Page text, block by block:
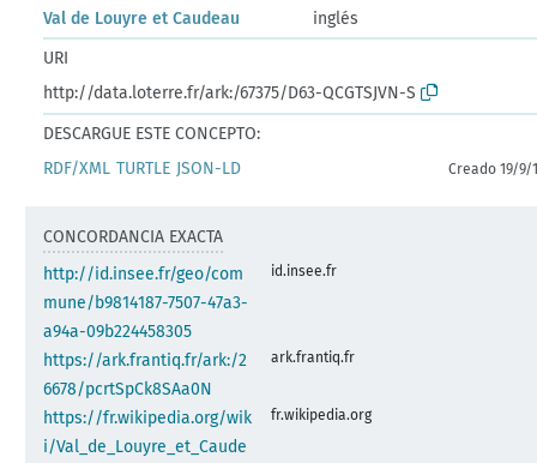
Val de Louyre et Caudeau
inglés
URI
http://data.loterre.fr/ark:/67375/D63-QCGTSJVN-S
DESCARGUE ESTE CONCEPTO:
RDF/XML TURTLE JSON-LD Creado 19/9/
CONCORDANCIA EXACTA
http://id.insee.fr/geo/com
mune/b9814187-7507-47a3-
a94a-09b224458305
id.insee.fr
https://ark.frantiq.fr/ark:/2
6678/pcrtSpCk8SAa0N
ark.frantiq.fr
https://fr.wikipedia.org/wik
i/Val_de_Louyre_et_Caude
fr.wikipedia.org